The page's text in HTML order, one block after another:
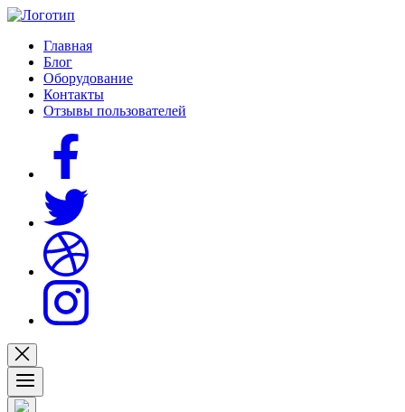
Главная
Блог
Оборудование
Контакты
Отзывы пользователей